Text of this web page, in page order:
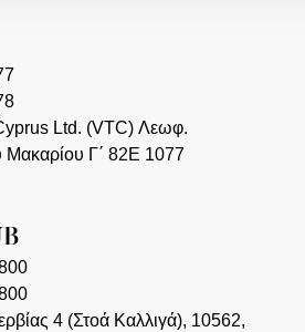
Ltd. (VTC) Λεωφ.
Μακαρίου Γ΄ 82Ε 1077
4 (Στοά Καλλιγά), 10562,